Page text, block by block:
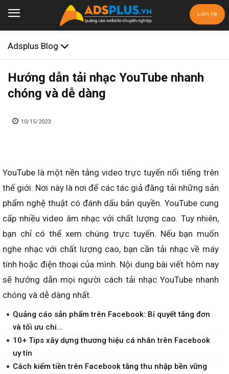
Liên hệ
Adsplus Blog
Hướng dẫn tải nhạc YouTube nhanh
chóng và dễ dàng
10/15/2023
YouTube là một nền tảng video trực tuyến nổi tiếng trên
thế giới. Nơi này là nơi để các tác giả đăng tải những sản
phẩm nghệ thuật có đánh dấu bản quyền. YouTube cung
cấp nhiều video âm nhạc với chất lượng cao. Tuy nhiên,
bạn chỉ có thể xem chúng trực tuyến. Nếu bạn muốn
nghe nhạc với chất lượng cao, bạn cần tải nhạc về máy
tính hoặc điện thoại của mình. Nội dung bài viết hôm nay
sẽ hướng dẫn mọi người cách tải nhạc YouTube nhanh
chóng và dễ dàng nhất.
Quảng cáo sản phẩm trên Facebook: Bí quyết tăng đơn
và tối ưu chi...
10+ Tips xây dựng thương hiệu cá nhân trên Facebook
uy tín
Cách kiếm tiền trên Facebook tăng thu nhập bền vững